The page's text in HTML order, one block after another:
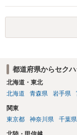
すが、まずは、資料
談するか、労働基準
都道府県からセク
北海道・東北
北海道
青森県 岩手県
関東
東京都
神奈川県 千葉県